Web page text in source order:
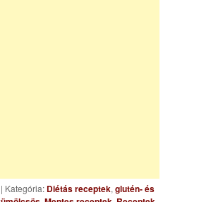
| Kategória: Diétás receptek,glutén- és